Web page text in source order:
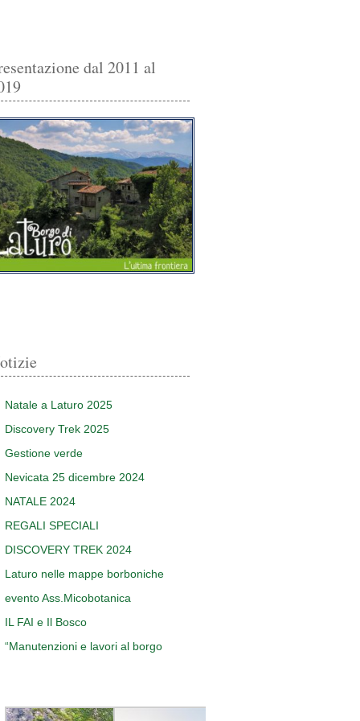
dal 2011 al
Natale a Laturo 2025
Discovery Trek 2025
Gestione verde
Nevicata 25 dicembre 2024
NATALE 2024
REGALI SPECIALI
DISCOVERY TREK 2024
Laturo nelle mappe borboniche
evento Ass.Micobotanica
IL FAI e Il Bosco
“Manutenzioni e lavori al borgo